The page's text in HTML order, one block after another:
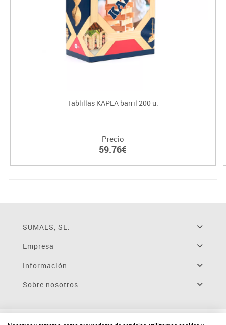
Tablillas KAPLA barril 200 u.
Precio
59.76€
SUMAES, SL.
Empresa
Información
Sobre nosotros